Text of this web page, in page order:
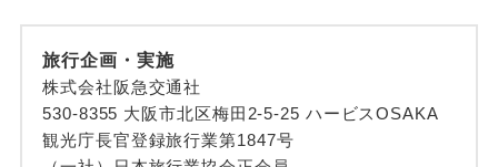
旅行企画・実施
株式会社阪急交通社
530-8355 大阪市北区梅田2-5-25 ハービスOSAKA
観光庁長官登録旅行業第1847号